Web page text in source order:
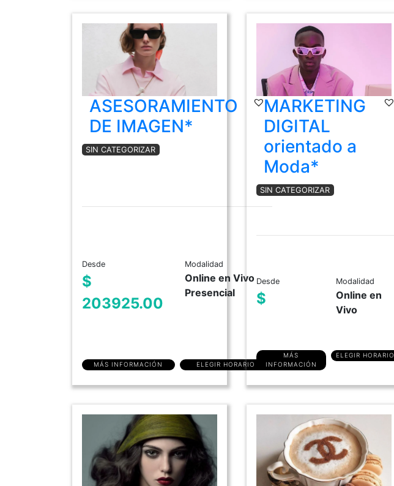
ASESORAMIENTO
DE IMAGEN*
SIN CATEGORIZAR
Desde
$
203925.00
Modalidad
Online en Vivo
Presencial
MÁS INFORMACIÓN ELEGIR HORARIO
MARKETING
DIGITAL
orientado a
Moda*
SIN CATEGORIZAR
Desde
$
Modalidad
Online en
Vivo
MÁS
INFORMACIÓN
ELEGIR HORARIO